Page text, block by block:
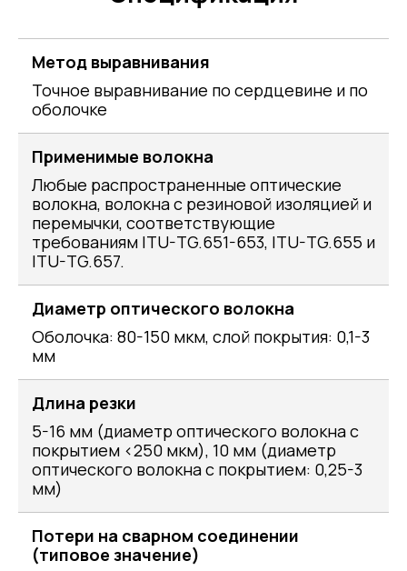
Метод выравнивания
Точное выравнивание по сердцевине и по
оболочке
Применимые волокна
Любые распространенные оптические
волокна, волокна с резиновой изоляцией и
перемычки, соответствующие
требованиям ITU-TG.651-653, ITU-TG.655 и
ITU-TG.657.
Диаметр оптического волокна
Оболочка: 80-150 мкм, слой покрытия: 0,1-3
мм
Длина резки
5-16 мм (диаметр оптического волокна с
покрытием <250 мкм), 10 мм (диаметр
оптического волокна с покрытием: 0,25-3
мм)
Потери на сварном соединении
(типовое значение)